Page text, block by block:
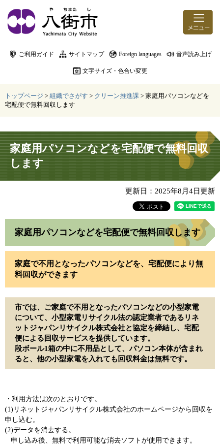
ご利用ガイド サイトマップ Foreign languages 音声読み上げ
文字サイズ・色合い変更
トップページ > 組織でさがす > クリーン推進課 > 家庭用パソコンなどを
宅配便で無料回収します
本文
家庭用パソコンなどを宅配便で無料回収
します
更新日：2025年8月4日更新
家庭用パソコンなどを宅配便で無料回収します
家庭で不用となったパソコンなどを、宅配便により無
料回収ができます
市では、ご家庭で不用となったパソコンなどの小型家電
について、小型家電リサイクル法の認定業者であるリネ
ットジャパンリサイクル株式会社と協定を締結し、宅配
便による回収サービスを提供しています。
段ボール1箱の中に不用品として、パソコン本体が含まれ
ると、他の小型家電を入れても回収料金は無料です。
・利用方法は次のとおりです。
(1)リネットジャパンリサイクル株式会社のホームページから回収を
申し込む。
(2)データを消去する。
申し込み後、無料で利用可能な消去ソフトが使用できます。